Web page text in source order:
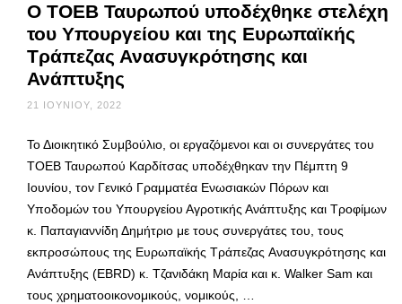
Ο ΤΟΕΒ Ταυρωπού υποδέχθηκε στελέχη
του Υπουργείου και της Ευρωπαϊκής
Τράπεζας Ανασυγκρότησης και
Ανάπτυξης
21 ΙΟΥΝΊΟΥ, 2022
Το Διοικητικό Συμβούλιο, οι εργαζόμενοι και οι συνεργάτες του
ΤΟΕΒ Ταυρωπού Καρδίτσας υποδέχθηκαν την Πέμπτη 9
Ιουνίου, τον Γενικό Γραμματέα Ενωσιακών Πόρων και
Υποδομών του Υπουργείου Αγροτικής Ανάπτυξης και Τροφίμων
κ. Παπαγιαννίδη Δημήτριο με τους συνεργάτες του, τους
εκπροσώπους της Ευρωπαϊκής Τράπεζας Ανασυγκρότησης και
Ανάπτυξης (EBRD) κ. Τζανιδάκη Μαρία και κ. Walker Sam και
τους χρηματοοικονομικούς, νομικούς, …